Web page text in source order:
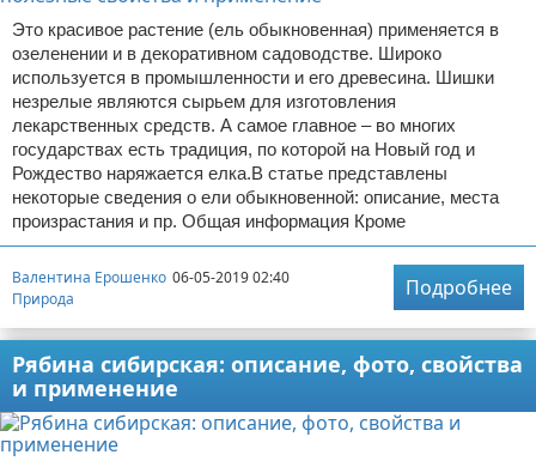
Это красивое растение (ель обыкновенная) применяется в
озеленении и в декоративном садоводстве. Широко
используется в промышленности и его древесина. Шишки
незрелые являются сырьем для изготовления
лекарственных средств. А самое главное – во многих
государствах есть традиция, по которой на Новый год и
Рождество наряжается елка.В статье представлены
некоторые сведения о ели обыкновенной: описание, места
произрастания и пр. Общая информация Кроме
Валентина Ерошенко 06-05-2019 02:40
Природа
Подробнее
Рябина сибирская: описание, фото, свойства
и применение